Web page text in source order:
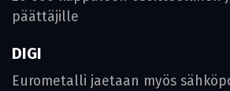
päättäjille
DIGI
Eurometalli jaetaan myös